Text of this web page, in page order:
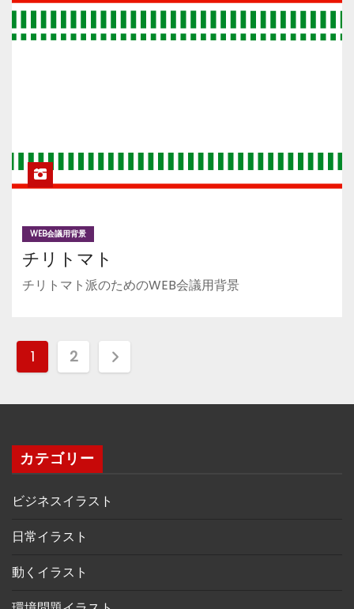
WEB会議用背景
チリトマト
チリトマト派のためのWEB会議用背景
投
ペ
ー
ジ
り
1 2
カテゴリー
ビジネスイラスト
日常イラスト
動くイラスト